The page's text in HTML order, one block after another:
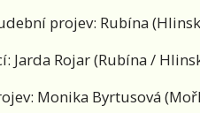
projev: Rubína
Jarda Rojar (Rubína /
Monika Byrtusová